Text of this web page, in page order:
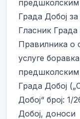
предшколским
Града Добој
Гласник Града
Правилника о
услуге
предшколским
Града Добој
Добој“ број:
Добој, доноси